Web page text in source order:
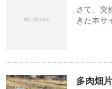
さて、突
きた本サ
多肉畑